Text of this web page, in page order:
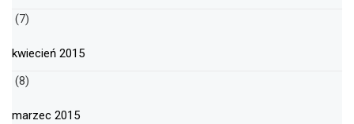
(7)
kwiecień 2015
(8)
marzec 2015